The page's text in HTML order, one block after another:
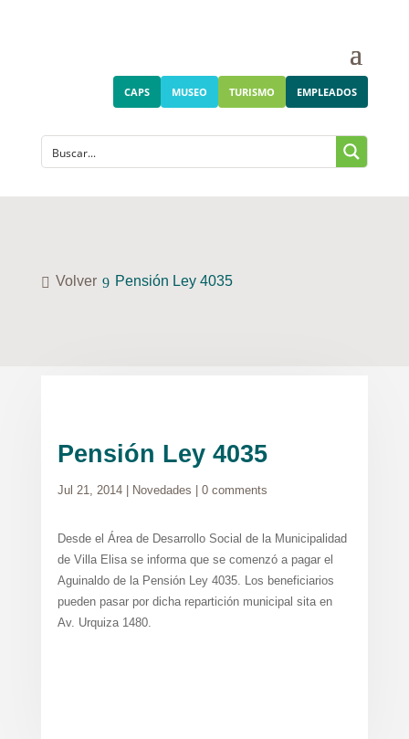
CAPS MUSEO TURISMO EMPLEADOS
Volver Pensión Ley 4035
Pensión Ley 4035
Jul 21, 2014| Novedades 0 comments
Desde el Área de Desarrollo Social de la Municipalidad
de Villa Elisa se informa que se comenzó a pagar el
Aguinaldo de la Pensión Ley 4035. Los beneficiarios
pueden pasar por dicha repartición municipal sita en
Av. Urquiza 1480.